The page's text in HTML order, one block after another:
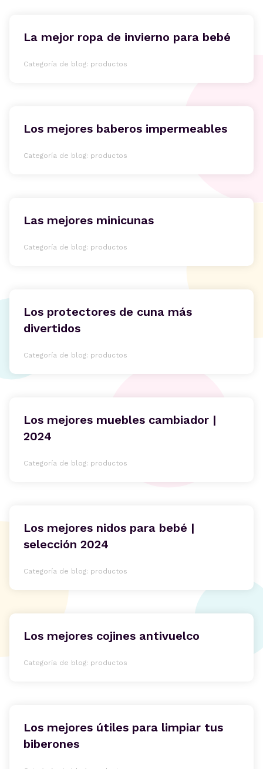
La mejor ropa de invierno para bebé
Categoría de blog: productos
Los mejores baberos impermeables
Categoría de blog: productos
Las mejores minicunas
Categoría de blog: productos
Los protectores de cuna más
divertidos
Categoría de blog: productos
Los mejores muebles cambiador |
2024
Categoría de blog: productos
Los mejores nidos para bebé |
selección 2024
Categoría de blog: productos
Los mejores cojines antivuelco
Categoría de blog: productos
Los mejores útiles para limpiar tus
biberones